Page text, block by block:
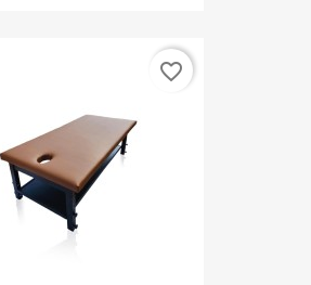
favorite_border